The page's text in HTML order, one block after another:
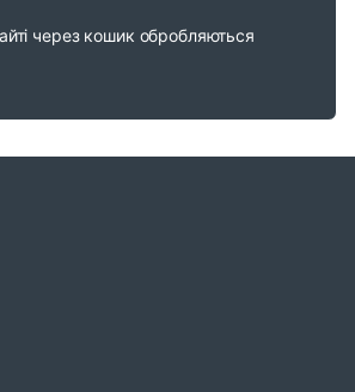
через кошик обробляються